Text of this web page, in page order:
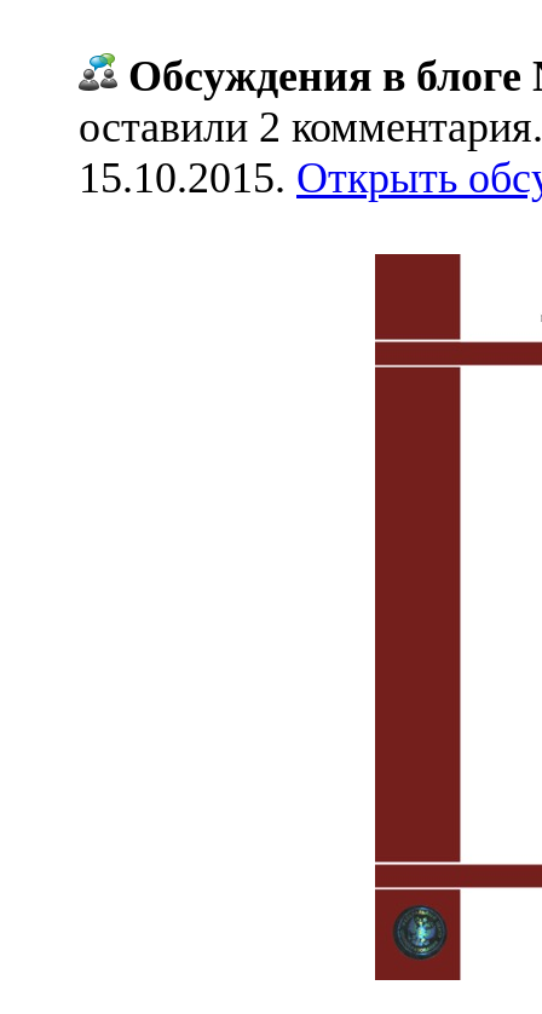
Обсуждения в
оставили 2
15.10.2015. Открыть